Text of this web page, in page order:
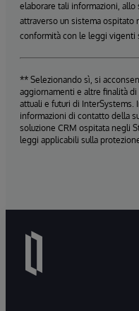
elaborare tali informazioni,
attraverso un sistema ospitato
conformità con le leggi vigenti
** Selezionando sì, si
aggiornamenti e altre finalità
attuali e futuri di InterSystems.
informazioni di contatto della
soluzione CRM ospitata negli
leggi applicabili sulla